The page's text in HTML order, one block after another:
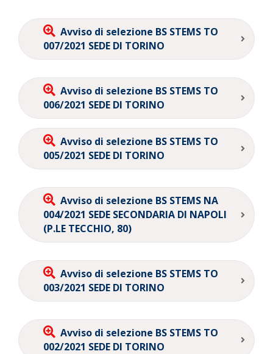
Avviso di selezione BS STEMS TO
007/2021 SEDE DI TORINO
Avviso di selezione BS STEMS TO
006/2021 SEDE DI TORINO
Avviso di selezione BS STEMS TO
005/2021 SEDE DI TORINO
Avviso di selezione BS STEMS NA
004/2021 SEDE SECONDARIA DI NAPOLI
(P.LE TECCHIO, 80)
Avviso di selezione BS STEMS TO
003/2021 SEDE DI TORINO
Avviso di selezione BS STEMS TO
002/2021 SEDE DI TORINO